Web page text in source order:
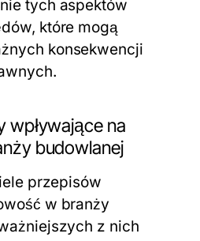
tych aspektów
które mogą
konsekwencji
wpływające na
budowlanej
przepisów
w branży
z nich